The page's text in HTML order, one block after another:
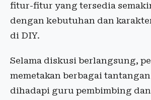
fitur-fitur yang tersedia
dengan kebutuhan dan
di DIY.
Selama diskusi berlangsung,
memetakan berbagai
dihadapi guru pembimbing